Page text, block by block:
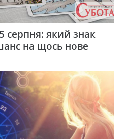
серпня: який знак
на щось нове